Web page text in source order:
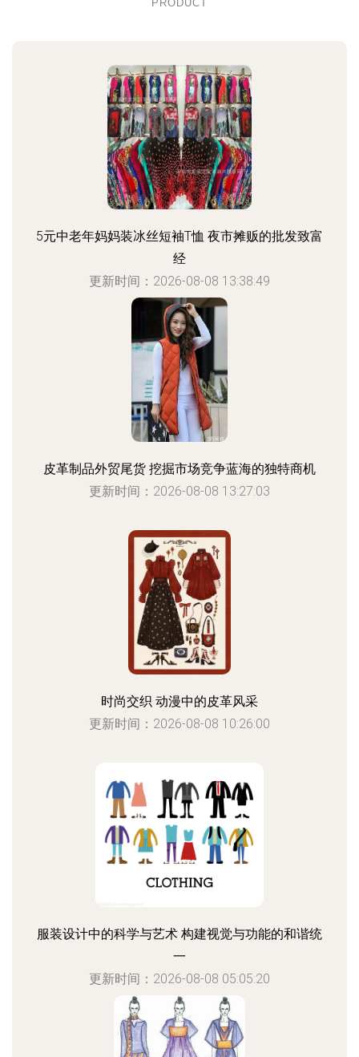
PRODUCT
5元中老年妈妈装冰丝短袖T恤 夜市摊贩的批发致富
经
更新时间：2026-08-08 13:38:49
皮革制品外贸尾货 挖掘市场竞争蓝海的独特商机
更新时间：2026-08-08 13:27:03
时尚交织 动漫中的皮革风采
更新时间：2026-08-08 10:26:00
服装设计中的科学与艺术 构建视觉与功能的和谐统
一
更新时间：2026-08-08 05:05:20